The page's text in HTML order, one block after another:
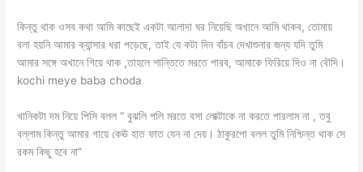
কিন্তু থাক ওসব কথা আমি কাছেই একটা আলাদা ঘর নিয়েছি অখানে আমি থাকব, তোমায়
বলা হয়নি আমার ক্যান্সার ধরা পড়েছে, তাই যে কটা দিন বাঁচব দেখাশুনার জন্য যদি তুমি
আমার সঙ্গে অখানে গিয়ে থাক ,তাহলে শান্তিতে মরতে পারব, আমাকে ফিরিয়ে দিও না বৌদি।
kochi meye baba choda
খানিকটা দম নিয়ে পিসি বলল “ বুঝলি পলি মরতে বসা লোক্টাকে না করতে পারলাম না , তবু
বল্লাম কিন্তু আমার গায়ে কেঊ হাত ফাত যেন না দেয়। ঠাকুরপো বলল তুমি নিশ্চিন্ত থাক সে
রকম কিছু হবে না”